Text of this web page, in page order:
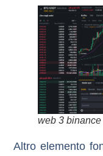
web 3 binance
Altro elemento